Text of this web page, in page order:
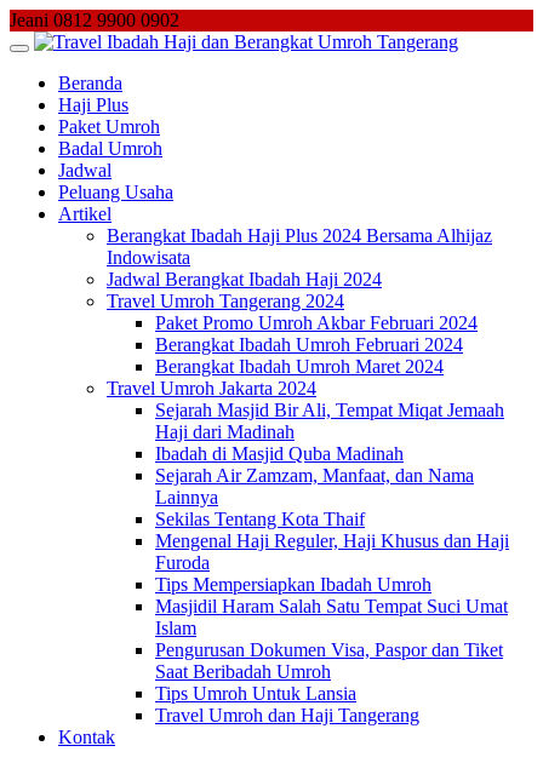
Skip
to
Jeani 0812 9900 0902
Beranda
Haji Plus
Paket Umroh
Badal Umroh
Jadwal
Peluang Usaha
Artikel
Berangkat Ibadah Haji Plus 2024 Bersama Alhijaz
Indowisata
Jadwal Berangkat Ibadah Haji 2024
Travel Umroh Tangerang 2024
Paket Promo Umroh Akbar Februari 2024
Berangkat Ibadah Umroh Februari 2024
Berangkat Ibadah Umroh Maret 2024
Travel Umroh Jakarta 2024
Sejarah Masjid Bir Ali, Tempat Miqat Jemaah
Haji dari Madinah
Ibadah di Masjid Quba Madinah
Sejarah Air Zamzam, Manfaat, dan Nama
Lainnya
Sekilas Tentang Kota Thaif
Mengenal Haji Reguler, Haji Khusus dan Haji
Furoda
Tips Mempersiapkan Ibadah Umroh
Masjidil Haram Salah Satu Tempat Suci Umat
Islam
Pengurusan Dokumen Visa, Paspor dan Tiket
Saat Beribadah Umroh
Tips Umroh Untuk Lansia
Travel Umroh dan Haji Tangerang
Kontak